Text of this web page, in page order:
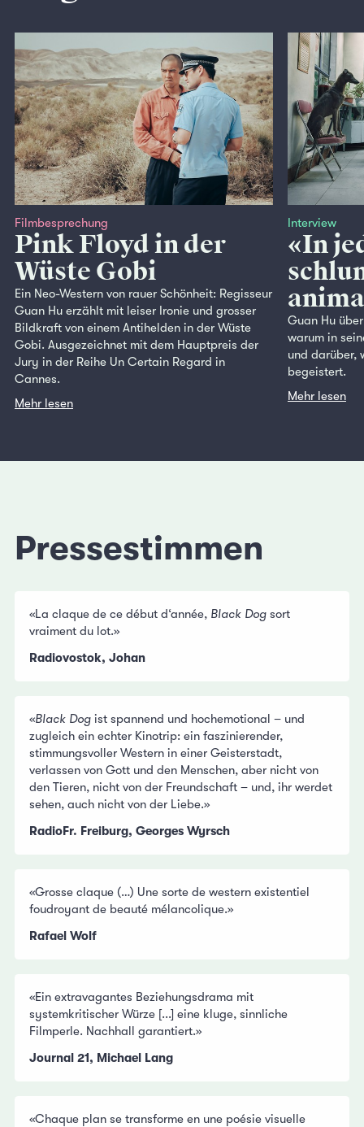
Filmbesprechung
Pink Floyd in der
Wüste Gobi
Ein Neo-Western von rauer Schönheit: Regisseur
Guan Hu erzählt mit leiser Ironie und grosser
Bildkraft von einem Antihelden in der Wüste
Gobi. Ausgezeichnet mit dem Hauptpreis der
Jury in der Reihe Un Certain Regard in
Cannes.
Mehr lesen
Interview
«In
Guan Hu
warum in
und darüber,
begeistert.
Mehr lesen
Pressestimmen
«La claque de ce début d‘année, Black Dog sort
vraiment du lot.»
Radiovostok, Johan
«Black Dog ist spannend und hochemotional – und
zugleich ein echter Kinotrip: ein faszinierender,
stimmungsvoller Western in einer Geisterstadt,
verlassen von Gott und den Menschen, aber nicht von
den Tieren, nicht von der Freundschaft – und, ihr werdet
sehen, auch nicht von der Liebe.»
RadioFr. Freiburg, Georges Wyrsch
«Grosse claque (…) Une sorte de western existentiel
foudroyant de beauté mélancolique.»
Rafael Wolf
«Ein extravagantes Beziehungsdrama mit
systemkritischer Würze [...] eine kluge, sinnliche
Filmperle. Nachhall garantiert.»
Journal 21, Michael Lang
«Chaque plan se transforme en une poésie visuelle